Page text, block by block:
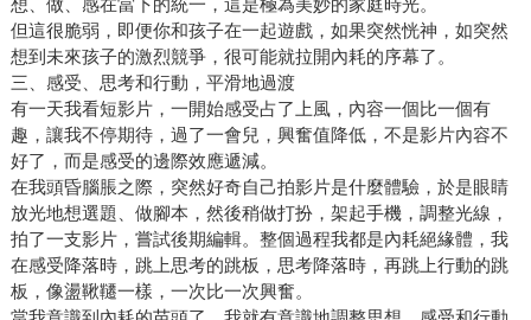
想、做、感在當下的統一，這是極為美妙的家庭時光。
但這很脆弱，即便你和孩子在一起遊戲，如果突然恍神，如突然
想到未來孩子的激烈競爭，很可能就拉開內耗的序幕了。
三、感受、思考和行動，平滑地過渡
有一天我看短影片，一開始感受占了上風，內容一個比一個有
趣，讓我不停期待，過了一會兒，興奮值降低，不是影片內容不
好了，而是感受的邊際效應遞減。
在我頭昏腦脹之際，突然好奇自己拍影片是什麼體驗，於是眼睛
放光地想選題、做腳本，然後稍做打扮，架起手機，調整光線，
拍了一支影片，嘗試後期編輯。整個過程我都是內耗絕緣體，我
在感受降落時，跳上思考的跳板，思考降落時，再跳上行動的跳
板，像盪鞦韆一樣，一次比一次興奮。